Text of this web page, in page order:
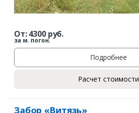
От:4300руб.
за м. погон.
Подробнее
Расчет стоимости
Забор «Витязь»